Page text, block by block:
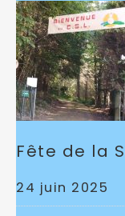
Fête de la
24 juin 2025